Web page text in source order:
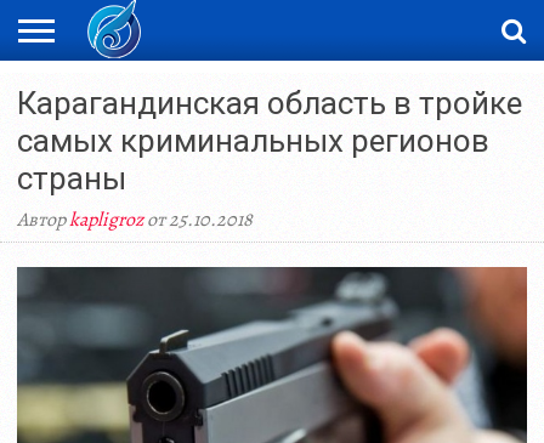
НОВОСТИ
ВИДЕО
ФОТОРЕПОРТАЖИ
ОРКЕН
LIVETV
Карагандинская область в тройке
самых криминальных регионов
страны
Авторkapligrozот 25.10.2018